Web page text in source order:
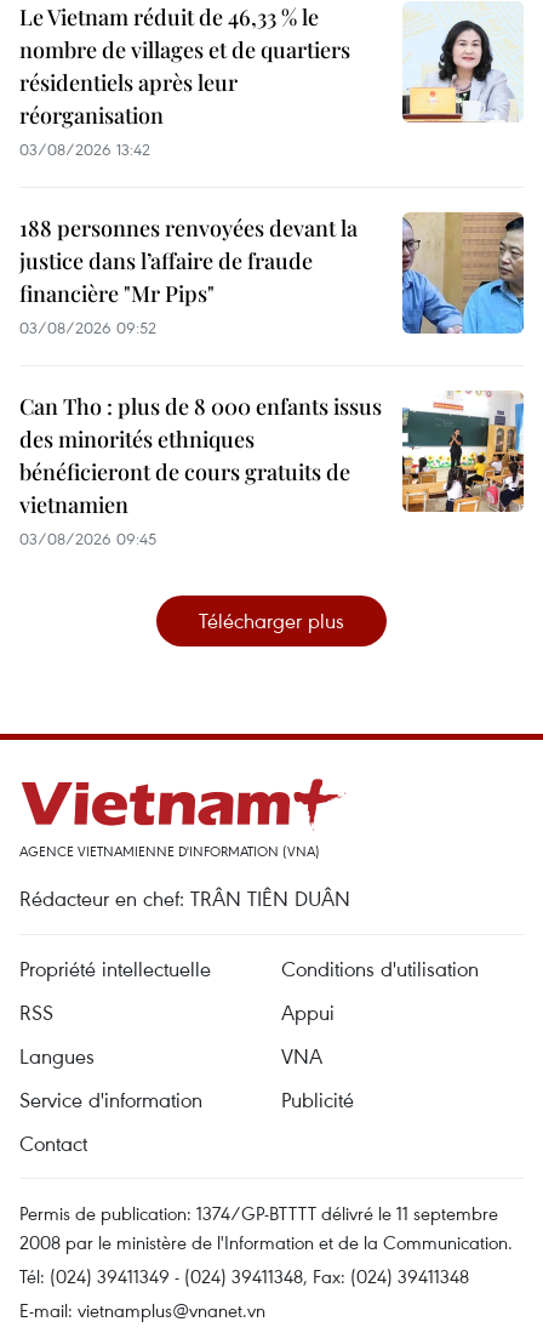
Le Vietnam réduit de 46,33 % le
nombre de villages et de quartiers
résidentiels après leur
réorganisation
03/08/2026 13:42
188 personnes renvoyées devant la
justice dans l’affaire de fraude
financière "Mr Pips"
03/08/2026 09:52
Can Tho : plus de 8 000 enfants issus
des minorités ethniques
bénéficieront de cours gratuits de
vietnamien
03/08/2026 09:45
Télécharger plus
AGENCE VIETNAMIENNE D'INFORMATION (VNA)
Rédacteur en chef: TRÂN TIÊN DUÂN
Propriété intellectuelle
Conditions d'utilisation
RSS
Appui
Langues
VNA
Service d'information
Publicité
Contact
Permis de publication: 1374/GP-BTTTT délivré le 11 septembre
2008 par le ministère de l'Information et de la Communication.
Tél: (024) 39411349 - (024) 39411348, Fax: (024) 39411348
E-mail: vietnamplus@vnanet.vn